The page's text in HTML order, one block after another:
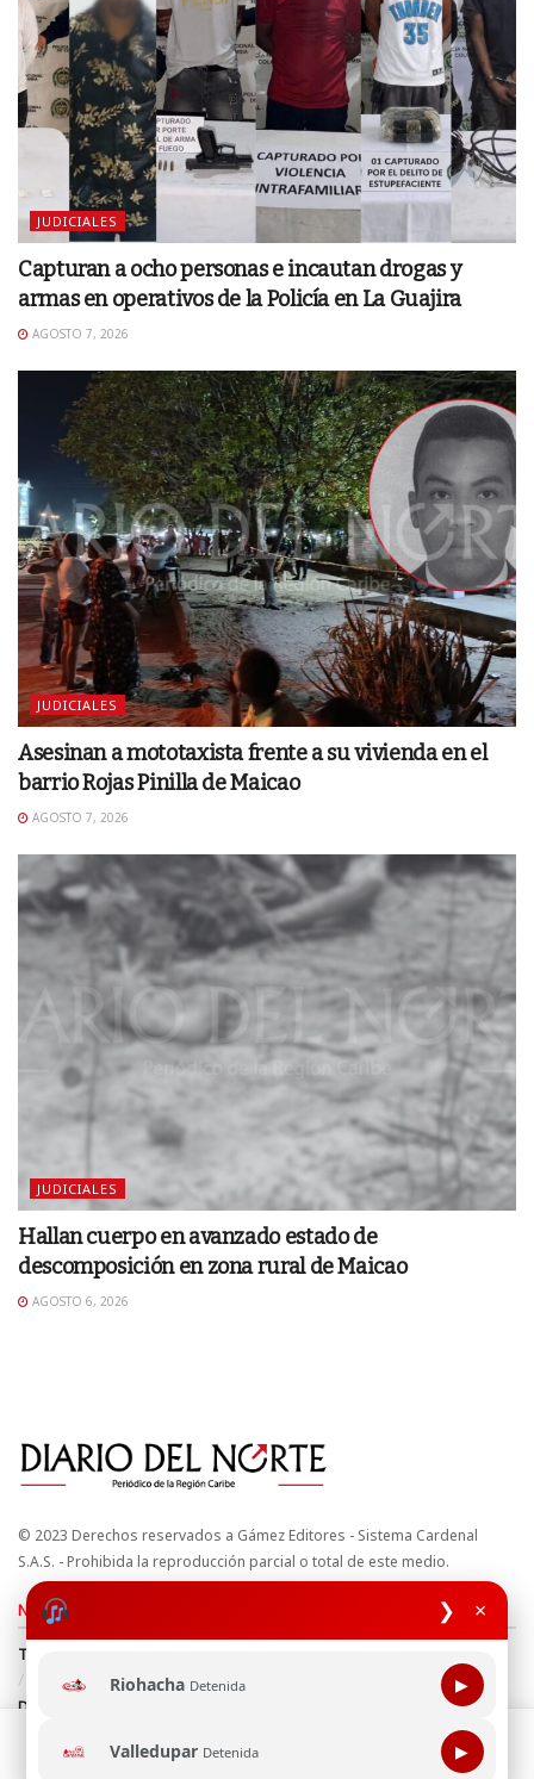
❯ ×
Riohacha Detenida ▶
Valledupar Detenida ▶
JUDICIALES
Capturan a ocho personas e incautan drogas y
armas en operativos de la Policía en La Guajira
AGOSTO 7, 2026
JUDICIALES
Asesinan a mototaxista frente a su vivienda en el
barrio Rojas Pinilla de Maicao
AGOSTO 7, 2026
JUDICIALES
Hallan cuerpo en avanzado estado de
descomposición en zona rural de Maicao
AGOSTO 6, 2026
© 2023 Derechos reservados a Gámez Editores - Sistema Cardenal
S.A.S. - Prohibida la reproducción parcial o total de este medio.
Nuestros sitios
Términos y Condiciones
Política de uso de cookies
Política de Tratamiento de Datos
Directrices Editoriales
Esta página web usa cookie para mejorar tu experiencia de
navegación, al continuar aceptas nuestra política de uso de